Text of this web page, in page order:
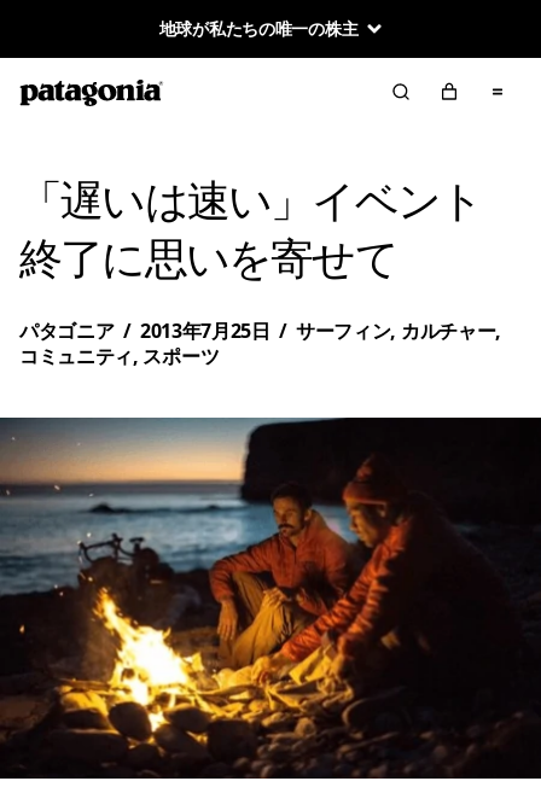
地球が私たちの唯一の株主
「遅いは速い」イベント
終了に思いを寄せて
パタゴニア / 2013年7月25日 / サーフィン, カルチャー,
コミュニティ, スポーツ